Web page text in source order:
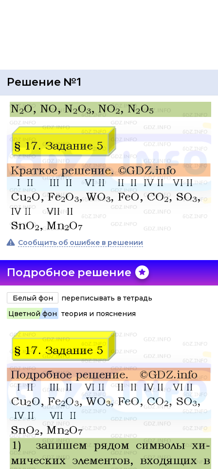
Решение №1
Сообщить об ошибке в решении
Подробное решение
Белый фон
переписывать в тетрадь
Цветной фон теория и пояснения